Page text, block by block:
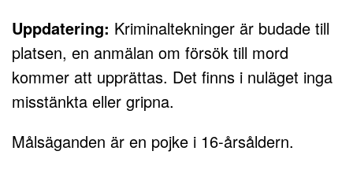
Uppdatering: Kriminaltekninger är budade till
platsen, en anmälan om försök till mord
kommer att upprättas. Det finns i nuläget inga
misstänkta eller gripna.
Målsäganden är en pojke i 16-årsåldern.